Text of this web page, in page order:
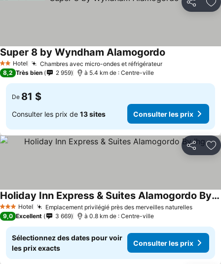
Partager
2 Étoiles
Hotel Chambres avec micro-ondes et réfrigérateur
Super 8 by Wyndham Alamogordo
8,2 Très bien 2 959 à 5.4 km de : Centre-ville
De 81 $
Consulter les prix de 13 sites Consulter les prix
Partager
3 ÉtoilesHotel Emplacement privilégié près des merveilles naturelles
Holiday Inn Express & Suites Alamogordo By Ihg
9,0 Excellent 3 669 à 0.8 km de : Centre-ville
Sélectionnez des dates pour voir
les prix exacts
Consulter les prix